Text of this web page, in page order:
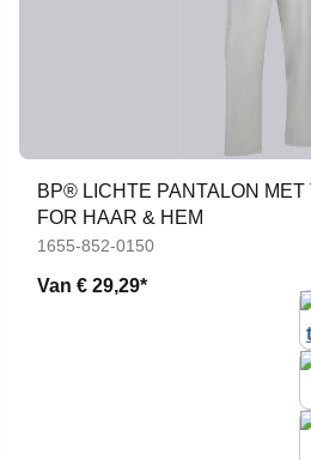
BP® LICHTE PANTALON
FOR HAAR & HEM
1655-852-0150
Van € 29,29*